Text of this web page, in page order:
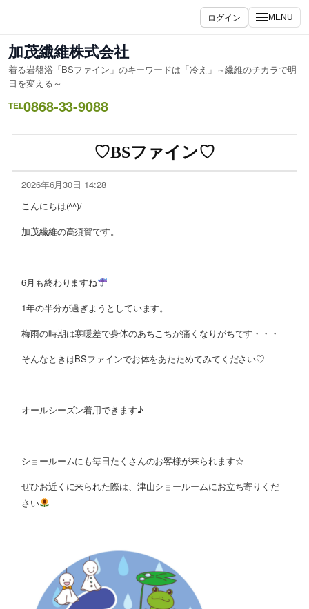
ログイン MENU
加茂繊維株式会社
着る岩盤浴「BSファイン」のキーワードは「冷え」～繊維のチカラで明
日を変える～
TEL0868-33-9088
♡BSファイン♡
2026年6月30日 14:28
こんにちは(^^)/
加茂繊維の高須賀です。
6月も終わりますね
1年の半分が過ぎようとしています。
梅雨の時期は寒暖差で身体のあちこちが痛くなりがちです・・・
そんなときはBSファインでお体をあたためてみてください♡
オールシーズン着用できます♪
ショールームにも毎日たくさんのお客様が来られます☆
ぜひお近くに来られた際は、津山ショールームにお立ち寄りくだ
さい